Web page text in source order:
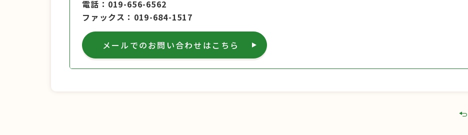
電話
019-656-6562
ファックス
019-684-1517
メールでのお問い合わせはこちら